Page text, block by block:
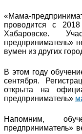
«Мама-
проводится с
Хабаровске.
предприниматель»
вумен из других
В этом году
сентября.
открыта на
предприниматель»
Напомним,
предприниматель»